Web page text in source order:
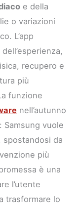
e della
o variazioni
L’app
recupero e
più
funzione
nell’autunno
Samsung vuole
spostandosi da
più
è una
l’utente
trasformare lo